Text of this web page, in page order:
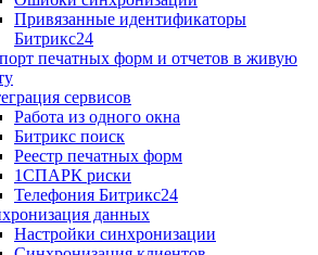
Привязанные идентификаторы
Битрикс24
печатных форм и отчетов в живую
сервисов
Работа из одного окна
Битрикс поиск
Реестр печатных форм
1СПАРК риски
Телефония Битрикс24
данных
Настройки синхронизации